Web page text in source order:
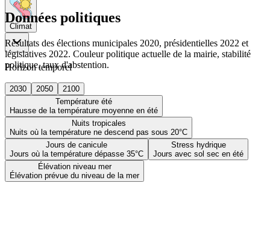
Climat
Horizon temporel
2030 2050
2100
Température été
Hausse de la température moyenne en été
Nuits tropicales
Nuits où la température ne descend pas sous 20°C
Jours de canicule
Jours où la température dépasse 35°C
Stress hydrique
Jours avec sol sec en été
Élévation niveau mer
Élévation prévue du niveau de la mer
Données politiques
Résultats des élections municipales 2020, présidentielles 2022 et
législatives 2022. Couleur politique actuelle de la mairie, stabilité
politique, taux d'abstention.